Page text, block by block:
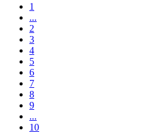
1
...
2
3
4
5
6
7
8
9
...
10